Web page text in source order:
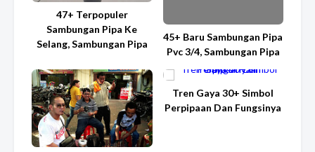
47+ Terpopuler
Sambungan Pipa Ke
Selang, Sambungan Pipa
45+ Baru Sambungan Pipa
Pvc 3/4, Sambungan Pipa
Tren Gaya 30+ Simbol
Perpipaan Dan Fungsinya